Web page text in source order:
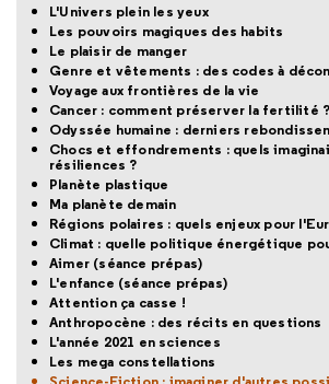
L'Univers plein les yeux
Les pouvoirs magiques des habits
Le plaisir de manger
Genre et vêtements : des codes à
Voyage aux frontières de la vie
Cancer : comment préserver la fertilité ?
Odyssée humaine : derniers
Chocs et effondrements : quels
résiliences ?
Planète plastique
Ma planète demain
Régions polaires : quels enjeux pour
Climat : quelle politique énergétique
Aimer (séance prépas)
L'enfance (séance prépas)
Attention ça casse !
Anthropocène : des récits en questions
L'année 2021 en sciences
Les mega constellations